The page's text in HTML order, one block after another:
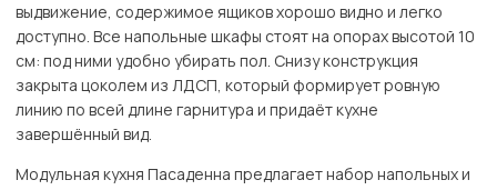
выдвижение, содержимое ящиков хорошо видно и легко
доступно. Все напольные шкафы стоят на опорах высотой 10
см: под ними удобно убирать пол. Снизу конструкция
закрыта цоколем из ЛДСП, который формирует ровную
линию по всей длине гарнитура и придаёт кухне
завершённый вид.
Модульная кухня Пасаденна предлагает набор напольных и